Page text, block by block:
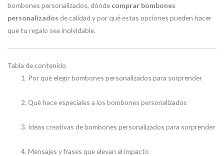
bombones personalizados, dónde comprar bombones
personalizados de calidad y por qué estas opciones pueden hacer
que tu regalo sea inolvidable.
Tabla de contenido
Por qué elegir bombones personalizados para sorprender
Qué hace especiales a los bombones personalizados
Ideas creativas de bombones personalizados para sorprender
Mensajes y frases que elevan el impacto